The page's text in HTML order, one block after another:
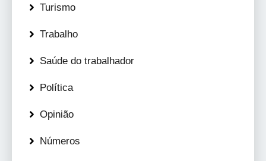
Turismo
Trabalho
Saúde do trabalhador
Política
Opinião
Números